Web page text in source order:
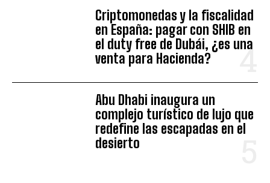
Criptomonedas y la fiscalidad
en España: pagar con SHIB en
el duty free de Dubái, ¿es una
venta para Hacienda?
Abu Dhabi inaugura un
complejo turístico de lujo que
redefine las escapadas en el
desierto